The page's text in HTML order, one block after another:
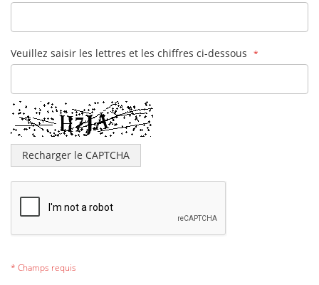
Veuillez saisir les lettres et les chiffres ci-dessous
Recharger le CAPTCHA